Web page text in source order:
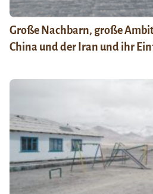
Große Nachbarn, große
China und der Iran und ihr